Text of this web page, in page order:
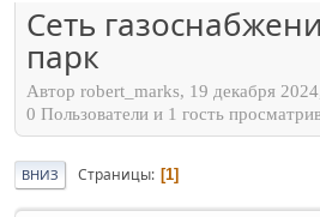
Сеть
парк
Автор robert_marks, 19 декабря
0 Пользователи и 1 гость
ВНИЗ Страницы 1